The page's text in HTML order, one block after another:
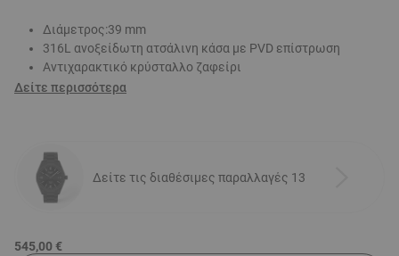
Διάμετρος:39 mm
316L ανοξείδωτη ατσάλινη κάσα με PVD επίστρωση
Αντιχαρακτικό κρύσταλλο ζαφείρι
Δείτε περισσότερα
Δείτε τις διαθέσιμες παραλλαγές 13
545,00 €